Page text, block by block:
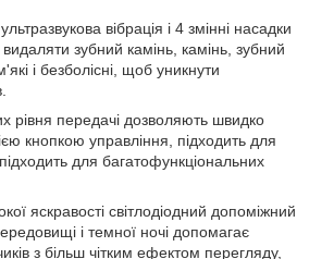
вібрація і 4 змінні насадки
зубний камінь, камінь, зубний
і безболісні, щоб уникнути
рівня передачі дозволяють швидко
кнопкою управління, підходить для
підходить для багатофункціональних
яскравості світлодіодний допоміжний
і темної ночі допомагає
з більш чітким ефектом перегляду,